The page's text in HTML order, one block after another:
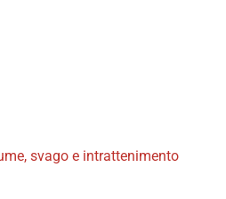
svago e intrattenimento